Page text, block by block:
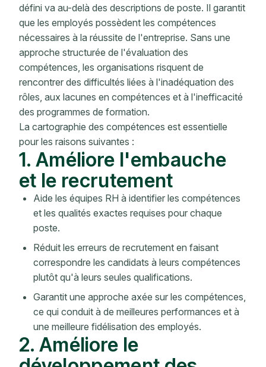
défini va au-delà des descriptions de poste. Il garantit
que les employés possèdent les compétences
nécessaires à la réussite de l'entreprise. Sans une
approche structurée de l'évaluation des
compétences, les organisations risquent de
rencontrer des difficultés liées à l'inadéquation des
rôles, aux lacunes en compétences et à l'inefficacité
des programmes de formation.
La cartographie des compétences est essentielle
pour les raisons suivantes :
1. Améliore l'embauche
et le recrutement
Aide les équipes RH à identifier les compétences
et les qualités exactes requises pour chaque
poste.
Réduit les erreurs de recrutement en faisant
correspondre les candidats à leurs compétences
plutôt qu'à leurs seules qualifications.
Garantit une approche axée sur les compétences,
ce qui conduit à de meilleures performances et à
une meilleure fidélisation des employés.
2. Améliore le